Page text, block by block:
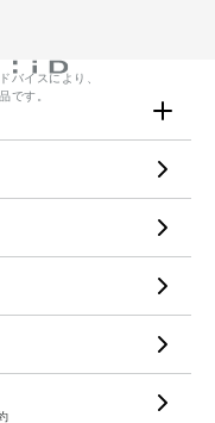
バイスにより、
です。